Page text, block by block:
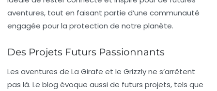
aventures, tout en faisant partie d’une communauté
engagée pour la protection de notre planète.
Des Projets Futurs Passionnants
Les aventures de La Girafe et le Grizzly ne s’arrêtent
pas là. Le blog évoque aussi de futurs projets, tels que